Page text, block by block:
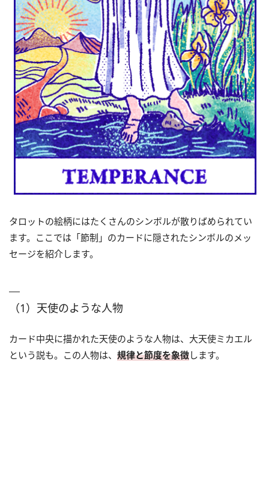
タロットの絵柄にはたくさんのシンボルが散りばめられてい
ます。ここでは「節制」のカードに隠されたシンボルのメッ
セージを紹介します。
（1）天使のような人物
カード中央に描かれた天使のような人物は、大天使ミカエル
という説も。この人物は、 規律と節度を象徴します。